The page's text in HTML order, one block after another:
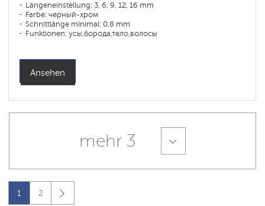
Längeneinstellung: 3, 6, 9, 12, 16 mm
Farbe: черный-хром
Schnittlänge minimal: 0,8 mm
Funktionen: усы,борода,тело,волосы
Ansehen
mehr 3
1 2